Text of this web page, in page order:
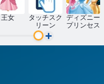
セレブリティ
イベント
ロマンチック
ディナー
王女
タッチスク
リーン
ディズニー
プリンセス